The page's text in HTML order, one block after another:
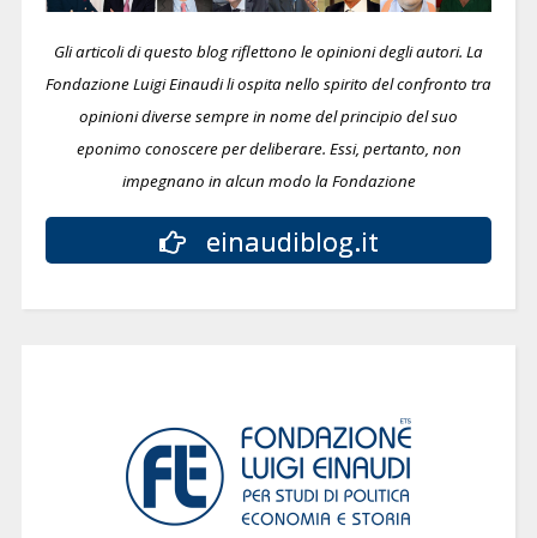
Gli articoli di questo blog riflettono le opinioni degli autori. La
Fondazione Luigi Einaudi li ospita nello spirito del confronto tra
opinioni diverse sempre in nome del principio del suo
eponimo conoscere per deliberare. Essi, pertanto, non
impegnano in alcun modo la Fondazione
einaudiblog.it